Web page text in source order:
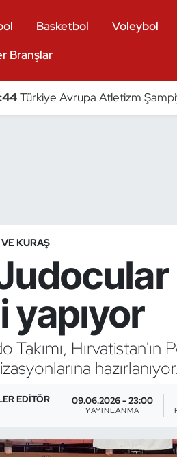
Basketbol Voleybol
Branşlar
Türkiye Avrupa Atletizm
KURAŞ
yapıyor
Takımı,
hazırlanıyor.
EDITÖR 09.06.2026 - 23:00
YAYINLANMA